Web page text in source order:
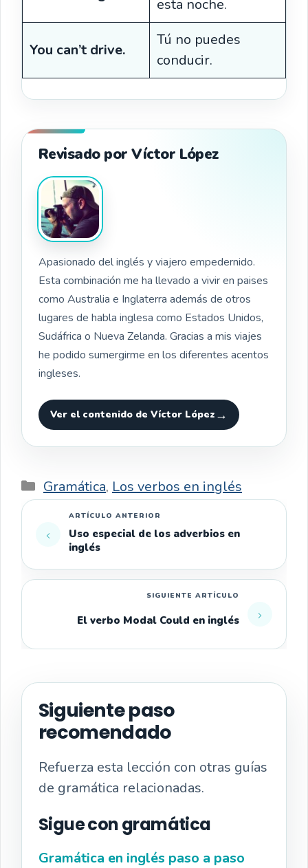
esta noche.
You can’t drive.
Tú no puedes
conducir.
Revisado por Víctor López
Apasionado del inglés y viajero empedernido.
Esta combinación me ha llevado a vivir en paises
como Australia e Inglaterra además de otros
lugares de habla inglesa como Estados Unidos,
Sudáfrica o Nueva Zelanda. Gracias a mis viajes
he podido sumergirme en los diferentes acentos
ingleses.
Ver el contenido de Víctor López
Categorías
Gramática, Los verbos en inglés
Uso especial de los adverbios en
inglés
El verbo Modal Could en inglés
Siguiente paso
recomendado
Refuerza esta lección con otras guías
de gramática relacionadas.
Sigue con gramática
Gramática en inglés paso a paso